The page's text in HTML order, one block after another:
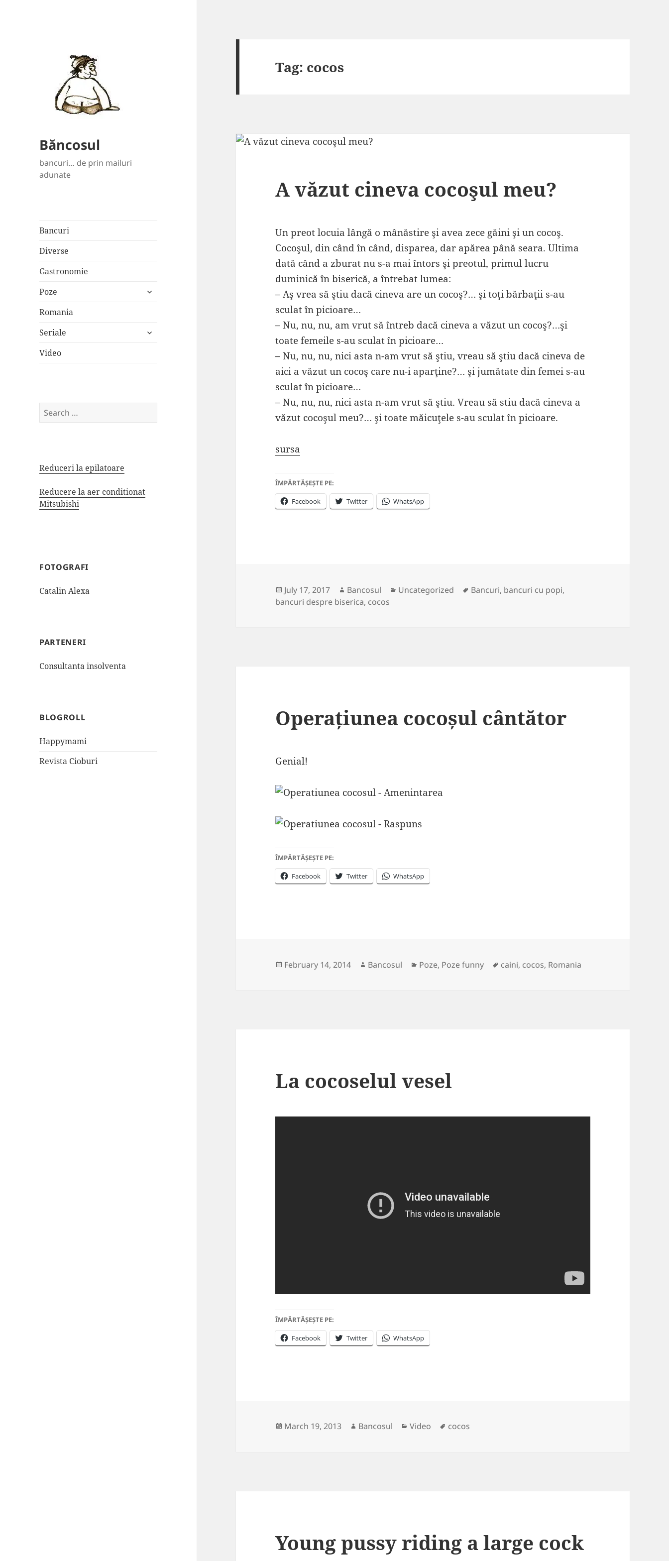
Băncosul
bancuri… de prin mailuri
adunate
Bancuri
Diverse
Gastronomie
Poze
expand
Romania
Seriale
expand
Video
Search
for:
Reduceri la epilatoare
Reducere la aer conditionat
Mitsubishi
FOTOGRAFI
Catalin Alexa
PARTENERI
Consultanta insolventa
BLOGROLL
Happymami
Revista Cioburi
Tag: cocos
A văzut cineva cocoşul meu?
Un preot locuia lângă o mânăstire şi avea zece găini şi un cocoş.
Cocoşul, din când în când, disparea, dar apărea până seara. Ultima
dată când a zburat nu s-a mai întors şi preotul, primul lucru
duminică în biserică, a întrebat lumea:
– Aş vrea să ştiu dacă cineva are un cocoş?… şi toţi bărbaţii s-au
sculat în picioare…
– Nu, nu, nu, am vrut să întreb dacă cineva a văzut un cocoş?…şi
toate femeile s-au sculat în picioare…
– Nu, nu, nu, nici asta n-am vrut să ştiu, vreau să ştiu dacă cineva de
aici a văzut un cocoş care nu-i aparţine?… şi jumătate din femei s-au
sculat în picioare…
– Nu, nu, nu, nici asta n-am vrut să ştiu. Vreau să stiu dacă cineva a
văzut cocoşul meu?… şi toate măicuţele s-au sculat în picioare.
sursa
ÎMPĂRTĂȘEȘTE PE:
Facebook Twitter WhatsApp
Posted
on
July 17, 2017 Author
Bancosul Categories
Uncategorized Tags
Bancuri, bancuri cu popi,
bancuri despre biserica, cocos
Operațiunea cocoșul cântător
Genial!
ÎMPĂRTĂȘEȘTE PE:
Facebook Twitter WhatsApp
Posted
February 14, 2014 Author
Bancosul Categories
Poze, Poze funny Tags
caini, cocos, Romania
La cocoselul vesel
ÎMPĂRTĂȘEȘTE PE:
Facebook Twitter WhatsApp
Posted
March 19, 2013 Author
Bancosul Categories
Video Tags
cocos
Young pussy riding a large cock